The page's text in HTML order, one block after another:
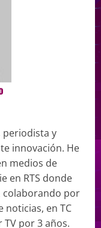
periodista y
innovación. He
medios de
en RTS donde
colaborando por
noticias, en TC
TV por 3 años.